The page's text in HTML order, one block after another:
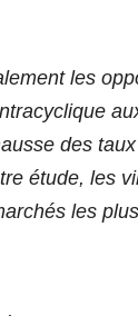
les
des
étude, les
les